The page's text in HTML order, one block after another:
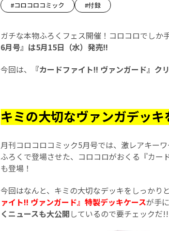
#コロコロコミック
#付録
ガチな本物ふろくフェス開催！コロコロでしか
6月号』は5月15日（水）発売!!
今回は、
『カードファイト!! ヴァンガード』ク
キミの大切なヴァンガデッキ
月刊コロコロコミック5月号では、激レアキー
ふろくで登場させた、コロコロがおくる『カ
も登場！
今回はなんと、キミの大切なデッキをしっかり
ァイト!! ヴァンガード』特製デッキケースが手
くニュースも大公開 しているので要チェックだ